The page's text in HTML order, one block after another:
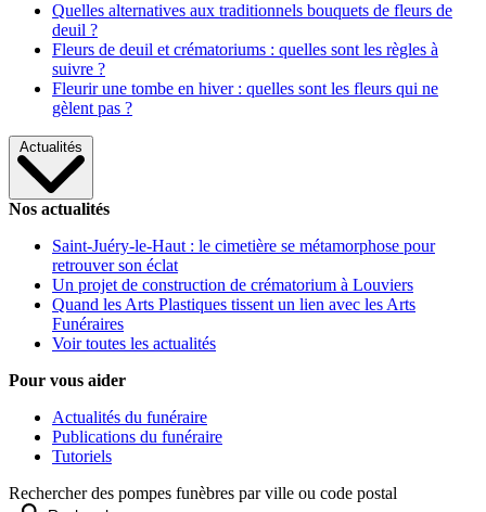
Quelles alternatives aux traditionnels bouquets de fleurs de
deuil ?
Fleurs de deuil et crématoriums : quelles sont les règles à
suivre ?
Fleurir une tombe en hiver : quelles sont les fleurs qui ne
gèlent pas ?
Actualités
Nos actualités
Saint-Juéry-le-Haut : le cimetière se métamorphose pour
retrouver son éclat
Un projet de construction de crématorium à Louviers
Quand les Arts Plastiques tissent un lien avec les Arts
Funéraires
Voir toutes les actualités
Pour vous aider
Actualités du funéraire
Publications du funéraire
Tutoriels
Rechercher des pompes funèbres par ville ou code postal